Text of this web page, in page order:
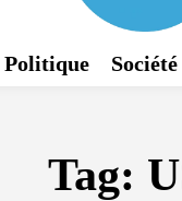
Politique Société
Tag: